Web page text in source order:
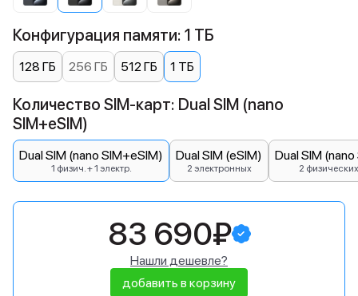
Конфигурация памяти: 1 ТБ
128 ГБ 256 ГБ 512 ГБ 1 ТБ
Количество SIM-карт: Dual SIM (nano
SIM+eSIM)
Dual SIM (nano SIM+eSIM)
1 физич. + 1 электр.
Dual SIM (eSIM)
2 электронных
Dual SIM
2 физических
83 690₽
Нашли дешевле?
добавить в корзину